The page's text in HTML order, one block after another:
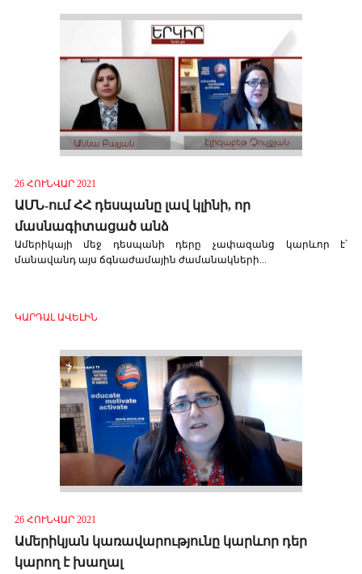
26 ՀՈՒՆՎԱՐ 2021
ԱՄՆ-ում ՀՀ դեսպանը լավ կլինի, որ
մասնագիտացած անձ
Ամերիկայի մեջ դեսպանի դերը չափազանց կարևոր է՝
մանավանդ այս ճգնաժամային ժամանակների...
ԿԱՐԴԱԼ ԱՎԵԼԻՆ
26 ՀՈՒՆՎԱՐ 2021
Ամերիկյան կառավարությունը կարևոր դեր
կարող է խաղալ